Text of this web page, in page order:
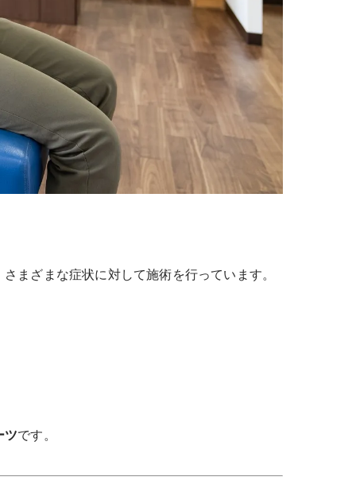
まざまな症状に対して施術を行っています。
ツです。